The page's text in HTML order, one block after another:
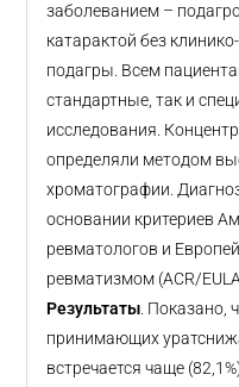
заболеванием –
катарактой без
подагры. Всем
стандартные, так и
исследования.
определяли методом
хроматографии.
основании критериев
ревматологов и
ревматизмом (ACR/
Результаты . Показано,
принимающих
встречается чаще